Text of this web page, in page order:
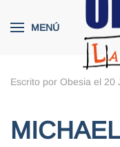
Skip to main
MENÚ
Escrito por Obesia el 20